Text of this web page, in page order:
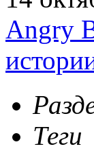
Angry
Теги